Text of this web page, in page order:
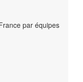
par équipes